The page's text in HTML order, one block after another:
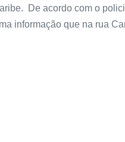
De acordo com o
informação que na rua